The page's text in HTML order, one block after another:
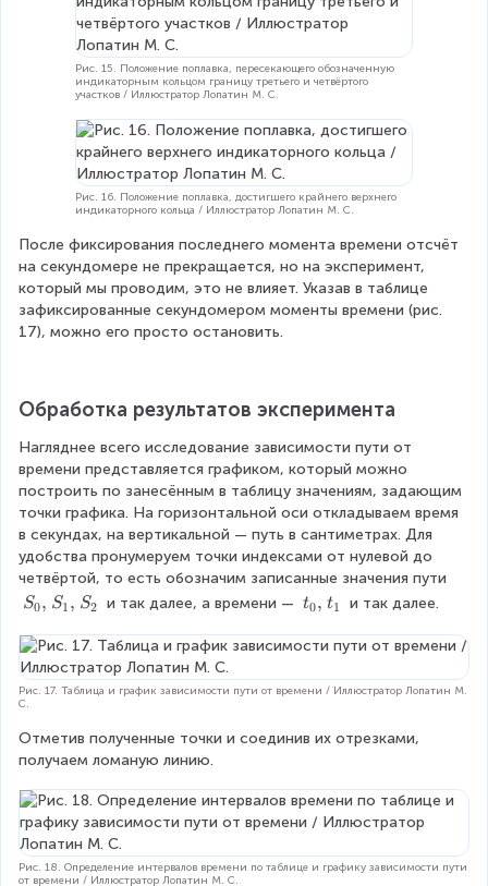
Рис. 15. Положение поплавка, пересекающего обозначенную
индикаторным кольцом границу третьего и четвёртого
участков / Иллюстратор Лопатин М. С.
Рис. 16. Положение поплавка, достигшего крайнего верхнего
индикаторного кольца / Иллюстратор Лопатин М. С.
После фиксирования последнего момента времени отсчёт
на секундомере не прекращается, но на эксперимент,
который мы проводим, это не влияет. Указав в таблице
зафиксированные секундомером моменты времени (рис.
17), можно его просто остановить.
Обработка результатов эксперимента
Нагляднее всего исследование зависимости пути от
времени представляется графиком, который можно
построить по занесённым в таблицу значениям, задающим
точки графика. На горизонтальной оси откладываем время
в секундах, на вертикальной — путь в сантиметрах. Для
удобства пронумеруем точки индексами от нулевой до
четвёртой, то есть обозначим записанные значения пути
S
0
{
,
}
~
S
1
{
,
}
S0, S1 , S2 и так далее, а времени — t
0
,
~
1
t0, t1 и так далее.
Рис. 17. Таблица и график зависимости пути от времени / Иллюстратор Лопатин М.
С.
Отметив полученные точки и соединив их отрезками,
получаем ломаную линию.
Рис. 18. Определение интервалов времени по таблице и графику зависимости пути
от времени / Иллюстратор Лопатин М. С.